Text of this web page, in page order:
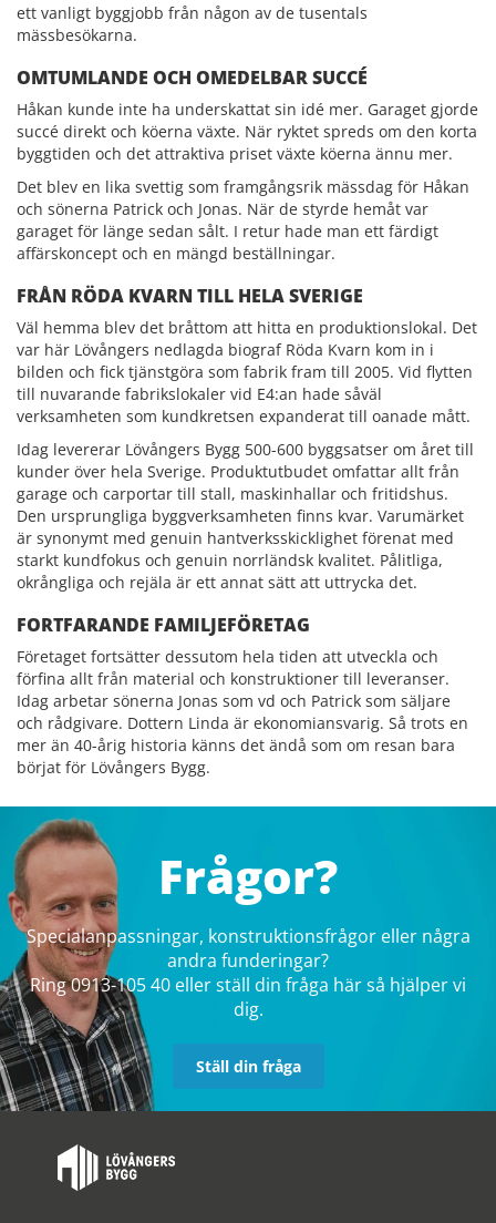
ett vanligt byggjobb från någon av de tusentals
mässbesökarna.
OMTUMLANDE OCH OMEDELBAR SUCCÉ
Håkan kunde inte ha underskattat sin idé mer. Garaget gjorde
succé direkt och köerna växte. När ryktet spreds om den korta
byggtiden och det attraktiva priset växte köerna ännu mer.
Det blev en lika svettig som framgångsrik mässdag för Håkan
och sönerna Patrick och Jonas. När de styrde hemåt var
garaget för länge sedan sålt. I retur hade man ett färdigt
affärskoncept och en mängd beställningar.
FRÅN RÖDA KVARN TILL HELA SVERIGE
Väl hemma blev det bråttom att hitta en produktionslokal. Det
var här Lövångers nedlagda biograf Röda Kvarn kom in i
bilden och fick tjänstgöra som fabrik fram till 2005. Vid flytten
till nuvarande fabrikslokaler vid E4:an hade såväl
verksamheten som kundkretsen expanderat till oanade mått.
Idag levererar Lövångers Bygg 500-600 byggsatser om året till
kunder över hela Sverige. Produktutbudet omfattar allt från
garage och carportar till stall, maskinhallar och fritidshus.
Den ursprungliga byggverksamheten finns kvar. Varumärket
är synonymt med genuin hantverksskicklighet förenat med
starkt kundfokus och genuin norrländsk kvalitet. Pålitliga,
okrångliga och rejäla är ett annat sätt att uttrycka det.
FORTFARANDE FAMILJEFÖRETAG
Företaget fortsätter dessutom hela tiden att utveckla och
förfina allt från material och konstruktioner till leveranser.
Idag arbetar sönerna Jonas som vd och Patrick som säljare
och rådgivare. Dottern Linda är ekonomiansvarig. Så trots en
mer än 40-årig historia känns det ändå som om resan bara
börjat för Lövångers Bygg.
Frågor?
Specialanpassningar, konstruktionsfrågor eller några
andra funderingar?
Ring 0913-105 40 eller ställ din fråga här så hjälper vi
dig.
Ställ din fråga